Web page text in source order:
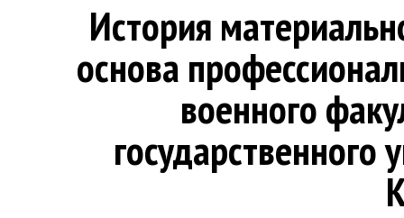
История
основа
военного
государственного